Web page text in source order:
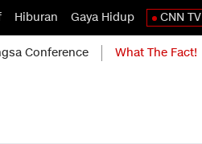
Hiburan Gaya Hidup CNN TV
Conference What The Fact!